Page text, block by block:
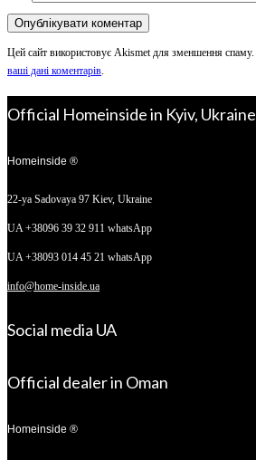
Цей сайт використовує Akismet для зменшення спаму.
ваші дані коментарів.
Official Homeinside in Kyiv, Ukraine
Homeinside ®
22-ya Sadovaya 97 Kiev, Ukraine
UA +38096 39 32 911 whatsApp
UA +38093 014 45 21 whatsApp
info@home-inside.ua
Social media UA
Official dealer in Oman
Homeinside ®